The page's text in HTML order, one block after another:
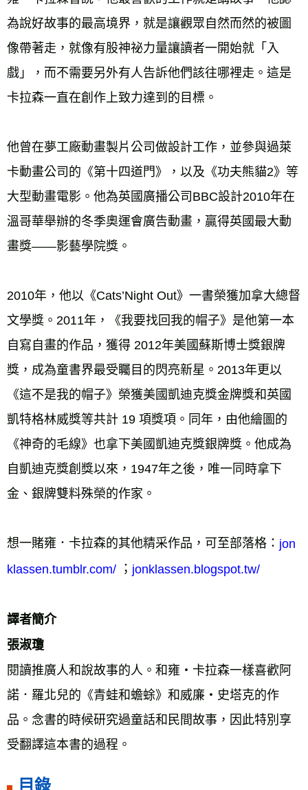
為說好故事的最高境界，就是讓觀眾自然而然的被圖
像帶著走，就像有股神祕力量讓讀者一開始就「入
戲」，而不需要另外有人告訴他們該往哪裡走。這是
卡拉森一直在創作上致力達到的目標。
他曾在夢工廠動畫製片公司做設計工作，並參與過萊
卡動畫公司的《第十四道門》，以及《功夫熊貓2》等
大型動畫電影。他為英國廣播公司BBC設計2010年在
溫哥華舉辦的冬季奧運會廣告動畫，贏得英國最大動
畫獎——影藝學院獎。
2010年，他以《Cats’Night Out》一書榮獲加拿大總督
文學獎。2011年，《我要找回我的帽子》是他第一本
自寫自畫的作品，獲得 2012年美國蘇斯博士獎銀牌
獎，成為童書界最受矚目的閃亮新星。2013年更以
《這不是我的帽子》榮獲美國凱迪克獎金牌獎和英國
凱特格林威獎等共計 19 項獎項。同年，由他繪圖的
《神奇的毛線》也拿下美國凱迪克獎銀牌獎。他成為
自凱迪克獎創獎以來，1947年之後，唯一同時拿下
金、銀牌雙料殊榮的作家。
想一賭雍．卡拉森的其他精采作品，可至部落格： jon
klassen.tumblr.com/ ； jonklassen.blogspot.tw/
譯者簡介
張淑瓊
閱讀推廣人和說故事的人。和雍・卡拉森一樣喜歡阿
諾．羅北兒的《青蛙和蟾蜍》和威廉・史塔克的作
品。念書的時候研究過童話和民間故事，因此特別享
受翻譯這本書的過程。
目錄